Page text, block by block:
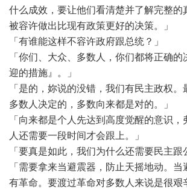
什么成效，要让他们看清楚并了解完整的
被容许做出比现有政策更好的决策。」
「有谁能这样不容许政府跟总统？」
「你们、大众、多数人，你们都将正确
迎的措施』。」
「是的，妳说的没错，我们有民主政权
多数人决定的，多数向来都是对的。」
「向来都是个人先达到高度觉醒的意识
人还需要一段时间才会跟上。」
「要真是如此，我们为什么还需要民主跟
「需要拿来当避震器，防止天摇地动。
有革命。要渡过革命对多数人来说是很艰